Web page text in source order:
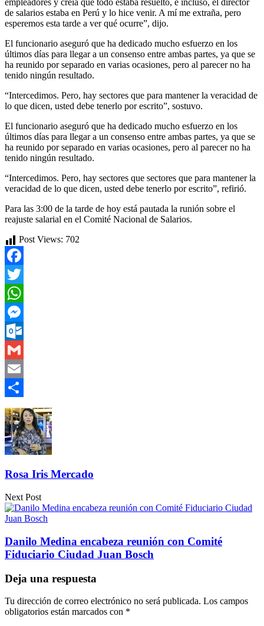
de salarios estaba en Perú y lo hice venir. A mí me extraña, pero
esperemos esta tarde a ver qué ocurre”, dijo.
El funcionario aseguró que ha dedicado mucho esfuerzo en los
últimos días para llegar a un consenso entre ambas partes, ya que se
ha reunido por separado en varias ocasiones, pero al parecer no ha
tenido ningún resultado.
“Intercedimos. Pero, hay sectores que para mantener la veracidad de
lo que dicen, usted debe tenerlo por escrito”, sostuvo.
El funcionario aseguró que ha dedicado mucho esfuerzo en los
últimos días para llegar a un consenso entre ambas partes, ya que se
ha reunido por separado en varias ocasiones, pero al parecer no ha
tenido ningún resultado.
“Intercedimos. Pero, hay sectores que sectores que para mantener la
veracidad de lo que dicen, usted debe tenerlo por escrito”, refirió.
Para las 3:00 de la tarde de hoy está pautada la runión sobre el
reajuste salarial en el Comité Nacional de Salarios.
Post Views: 702
Facebook
Twitter
WhatsApp
Messenger
Outlook.com
Gmail
Email
Compartir
Rosa Iris Mercado
Next Post
Danilo Medina encabeza reunión con Comité
Fiduciario Ciudad Juan Bosch
Deja una respuesta
Tu dirección de correo electrónico no será publicada. Los campos
obligatorios están marcados con *